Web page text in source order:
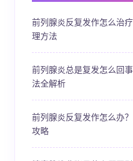
前列腺炎反复发作怎么治
理方法
前列腺炎总是复发怎么回
法全解析
前列腺炎反复发作怎么办
攻略